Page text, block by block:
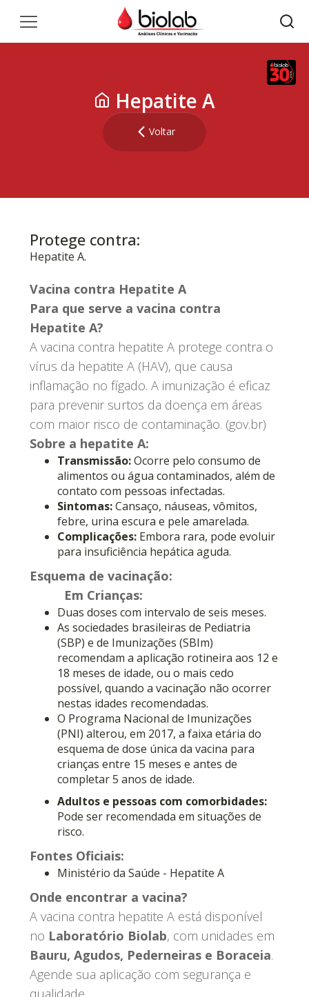
Hepatite A
Voltar
Protege contra:
Hepatite A.
Vacina contra Hepatite A
Para que serve a vacina contra
Hepatite A?
A vacina contra hepatite A protege contra o
vírus da hepatite A (HAV), que causa
inflamação no fígado. A imunização é eficaz
para prevenir surtos da doença em áreas
com maior risco de contaminação. (gov.br)
Sobre a hepatite A:
Transmissão:Ocorre pelo consumo de
alimentos ou água contaminados, além de
contato com pessoas infectadas.
Sintomas:Cansaço, náuseas, vômitos,
febre, urina escura e pele amarelada.
Complicações: Embora rara, pode evoluir
para insuficiência hepática aguda.
Esquema de vacinação:
Em Crianças:
Duas doses com intervalo de seis meses.
As sociedades brasileiras de Pediatria
(SBP) e de Imunizações (SBIm)
recomendam a aplicação rotineira aos 12 e
18 meses de idade, ou o mais cedo
possível, quando a vacinação não ocorrer
nestas idades recomendadas.
O Programa Nacional de Imunizações
(PNI) alterou, em 2017, a faixa etária do
esquema de dose única da vacina para
crianças entre 15 meses e antes de
completar 5 anos de idade.
Adultos e pessoas com comorbidades:
Pode ser recomendada em situações de
risco.
Fontes Oficiais:
Ministério da Saúde - Hepatite A
Onde encontrar a vacina?
A vacina contra hepatite A está disponível
no Laboratório Biolab, com unidades em
Bauru, Agudos, Pederneiras e Boraceia.
Agende sua aplicação com segurança e
qualidade.